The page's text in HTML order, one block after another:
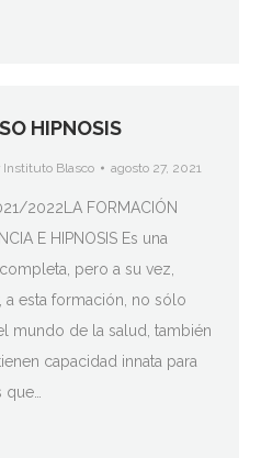
HIPNOSIS
Instituto Blasco agosto 27, 2021
2022LA FORMACIÓN
E HIPNOSIS Es una
pero a su vez,
a esta formación, no sólo
mundo de la salud, también
capacidad innata para